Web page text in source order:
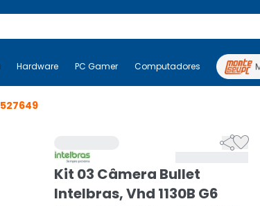
Black Ninja Hardware PC Gamer Computadores
Hardware PC Gamer Computadores Periféricos
527649

Kit 03 Câmera Bullet
Intelbras, Vhd 1130B G6